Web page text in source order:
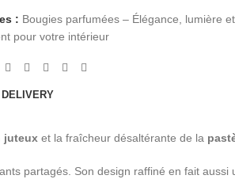
: Bougies parfumées – Élégance, lumière
pour votre intérieur
juteux et la fraîcheur désaltérante de la
partagés. Son design raffiné en fait aussi